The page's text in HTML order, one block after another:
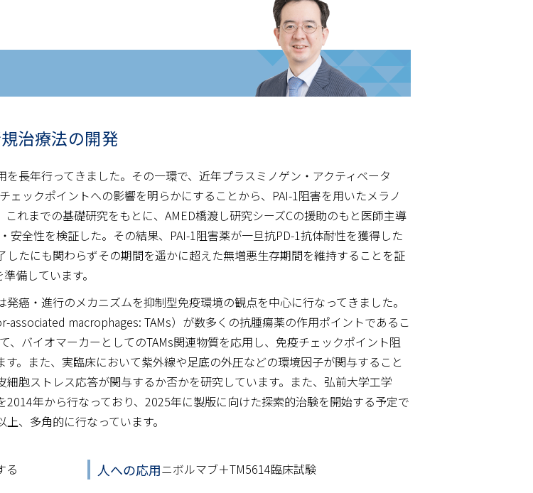
治療法の開発
長年行ってきました。その一環で、近年プラスミノゲン・アクティベータ
ックポイントへの影響を明らかにすることから、PAI-1阻害を用いたメラノ
れまでの基礎研究をもとに、AMED橋渡し研究シーズCの援助のもと医師主導
全性を検証した。その結果、PAI-1阻害薬が一旦抗PD-1抗体耐性を獲得した
たにも関わらずその期間を遥かに超えた無増悪生存期間を維持することを証
備しています。
癌・進行のメカニズムを抑制型免疫環境の観点を中心に行なってきました。
macrophages: TAMs）が数多くの抗腫瘍薬の作用ポイントであるこ
、バイオマーカーとしてのTAMs関連物質を応用し、免疫チェックポイント阻
。また、実臨床において紫外線や足底の外圧などの環境因子が関与すること
胞ストレス応答が関与するか否かを研究しています。また、弘前大学工学
年から行なっており、2025年に製版に向けた探索的治験を開始する予定で
、多角的に行なっています。
る 人への応用ニボルマブ＋TM5614臨床試験